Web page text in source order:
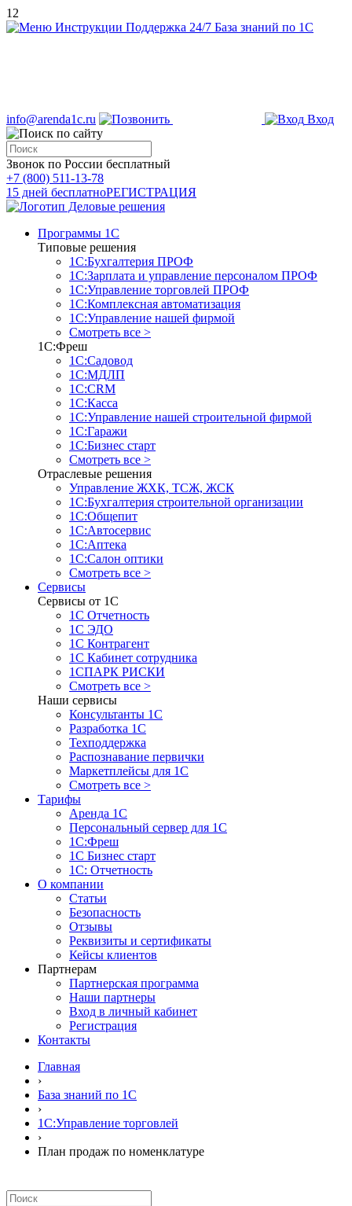
12
Инструкции Поддержка 24/7 База знаний по 1С
info@arenda1c.ru Вход
Звонок по России бесплатный
+7 (800) 511-13-78
15 дней бесплатноРЕГИСТРАЦИЯ
Программы 1С
Типовые решения
1С:Бухгалтерия ПРОФ
1С:Зарплата и управление персоналом ПРОФ
1С:Управление торговлей ПРОФ
1С:Комплексная автоматизация
1С:Управление нашей фирмой
Смотреть все >
1С:Фреш
1С:Садовод
1С:МДЛП
1С:CRM
1С:Касса
1С:Управление нашей строительной фирмой
1С:Гаражи
1С:Бизнес старт
Смотреть все >
Отраслевые решения
Управление ЖХК, ТСЖ, ЖСК
1С:Бухгалтерия строительной организации
1С:Общепит
1С:Автосервис
1С:Аптека
1С:Салон оптики
Смотреть все >
Сервисы
Сервисы от 1С
1С Отчетность
1С ЭДО
1С Контрагент
1С Кабинет сотрудника
1СПАРК РИСКИ
Смотреть все >
Наши сервисы
Консультанты 1С
Разработка 1С
Техподдержка
Распознавание первички
Маркетплейсы для 1С
Смотреть все >
Тарифы
Аренда 1С
Персональный сервер для 1С
1С:Фреш
1С Бизнес старт
1С: Отчетность
О компании
Статьи
Безопасность
Отзывы
Реквизиты и сертификаты
Кейсы клиентов
Партнерам
Партнерская программа
Наши партнеры
Вход в личный кабинет
Регистрация
Контакты
Главная
›
База знаний по 1С
›
1С:Управление торговлей
›
План продаж по номенклатуре